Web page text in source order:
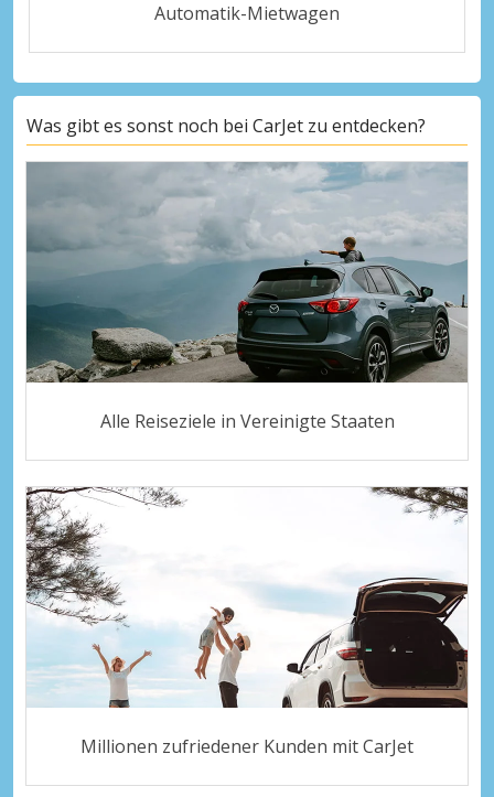
Automatik-Mietwagen
Was gibt es sonst noch bei CarJet zu entdecken?
Alle Reiseziele in Vereinigte Staaten
Millionen zufriedener Kunden mit CarJet